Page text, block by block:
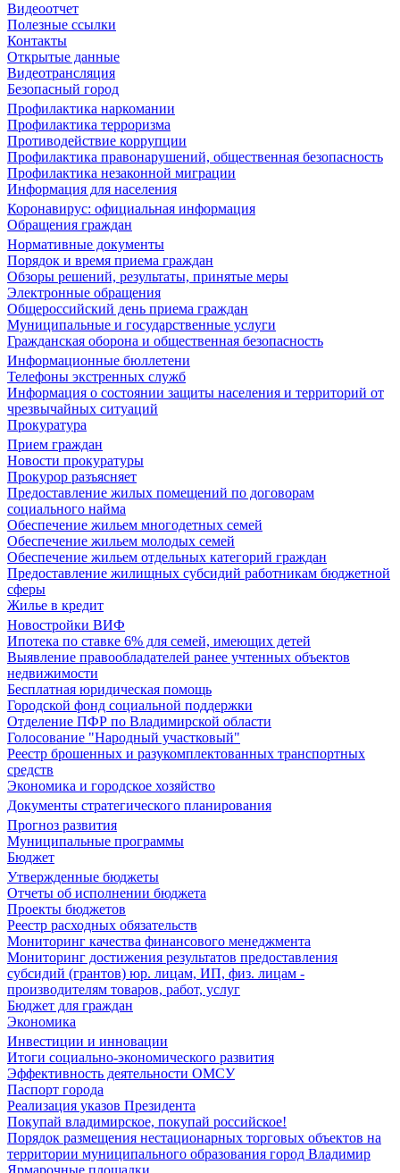
Видеоотчет
Полезные ссылки
Контакты
Открытые данные
Видеотрансляция
Безопасный город
Профилактика наркомании
Профилактика терроризма
Противодействие коррупции
Профилактика правонарушений, общественная безопасность
Профилактика незаконной миграции
Информация для населения
Коронавирус: официальная информация
Обращения граждан
Нормативные документы
Порядок и время приема граждан
Обзоры решений, результаты, принятые меры
Электронные обращения
Общероссийский день приема граждан
Муниципальные и государственные услуги
Гражданская оборона и общественная безопасность
Информационные бюллетени
Телефоны экстренных служб
Информация о состоянии защиты населения и территорий от
чрезвычайных ситуаций
Прокуратура
Прием граждан
Новости прокуратуры
Прокурор разъясняет
Предоставление жилых помещений по договорам
социального найма
Обеспечение жильем многодетных семей
Обеспечение жильем молодых семей
Обеспечение жильем отдельных категорий граждан
Предоставление жилищных субсидий работникам бюджетной
сферы
Жилье в кредит
Новостройки ВИФ
Ипотека по ставке 6% для семей, имеющих детей
Выявление правообладателей ранее учтенных объектов
недвижимости
Бесплатная юридическая помощь
Городской фонд социальной поддержки
Отделение ПФР по Владимирской области
Голосование "Народный участковый"
Реестр брошенных и разукомплектованных транспортных
средств
Экономика и городское хозяйство
Документы стратегического планирования
Прогноз развития
Муниципальные программы
Бюджет
Утвержденные бюджеты
Отчеты об исполнении бюджета
Проекты бюджетов
Реестр расходных обязательств
Мониторинг качества финансового менеджмента
Мониторинг достижения результатов предоставления
субсидий (грантов) юр. лицам, ИП, физ. лицам -
производителям товаров, работ, услуг
Бюджет для граждан
Экономика
Инвестиции и инновации
Итоги социально-экономического развития
Эффективность деятельности ОМСУ
Паспорт города
Реализация указов Президента
Покупай владимирское, покупай российское!
Порядок размещения нестационарных торговых объектов на
территории муниципального образования город Владимир
Ярмарочные площадки